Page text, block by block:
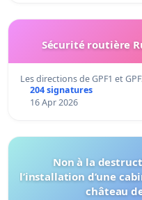
Sécurité routière
Les directions de GPF1 et
204 signatures
16 Apr 2026
Non à la
l’installation d’une
château